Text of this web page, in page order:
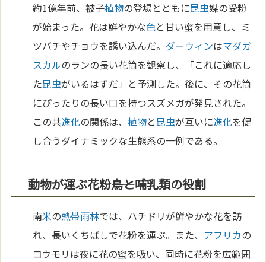
約1億年前、被子植物の登場とともに昆虫媒の受粉
が始まった。花は鮮やかな色と甘い蜜を用意し、ミ
ツバチやチョウを誘い込んだ。 ダーウィンはマダガ
スカルのランの長い花筒を観察し、「これに適応し
た昆虫がいるはずだ」と予測した。後に、その花筒
にぴったりの長い口を持つスズメガが発見された。
この共進化の関係は、植物と昆虫が互いに進化を促
し合うダイナミックな生態系の一例である。
動物が運ぶ花粉――鳥と哺乳類の役割
南米の熱帯雨林では、ハチドリが鮮やかな花を訪
れ、長いくちばしで花粉を運ぶ。また、 アフリカの
コウモリは夜に花の蜜を吸い、同時に花粉を広範囲